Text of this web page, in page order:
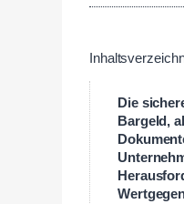
Die
Bargeld,